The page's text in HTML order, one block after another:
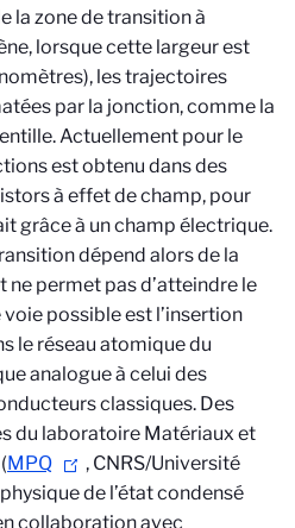
la zone de transition à
lorsque cette largeur est
les trajectoires
par la jonction, comme la
Actuellement pour le
est obtenu dans des
à effet de champ, pour
grâce à un champ électrique.
dépend alors de la
permet pas d’atteindre le
possible est l’insertion
le réseau atomique du
analogue à celui des
classiques. Des
du laboratoire Matériaux et
MPQ
, CNRS/Université
de l’état condensé
collaboration avec